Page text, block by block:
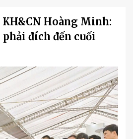
Hoàng Minh:
đích đến cuối